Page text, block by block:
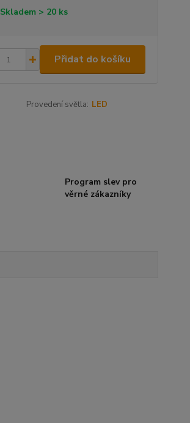
Skladem > 20 ks
Přidat do košíku
Provedení světla: LED
Program slev pro
věrné zákazníky